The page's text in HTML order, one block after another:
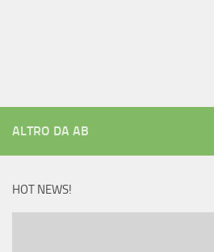
ALTRO DA AB
HOT NEWS!